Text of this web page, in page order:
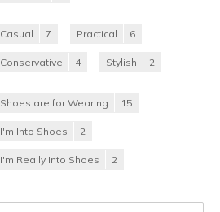
Casual 7 Practical 6
Conservative 4 Stylish 2
Shoes are for Wearing 15
I'm Into Shoes 2
I'm Really Into Shoes 2